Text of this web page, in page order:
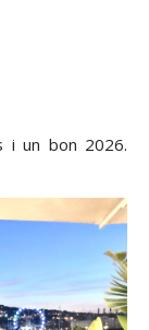
i un bon 2026.